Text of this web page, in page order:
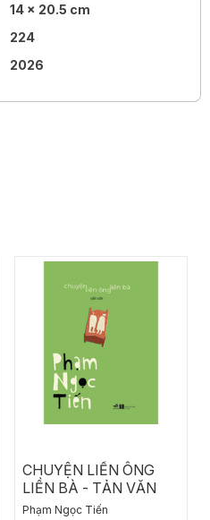
14 x 20.5 cm
224
2026
CHUYỆN LIỀN ÔNG
LIỀN BÀ - TẢN VĂN
Phạm Ngọc Tiến